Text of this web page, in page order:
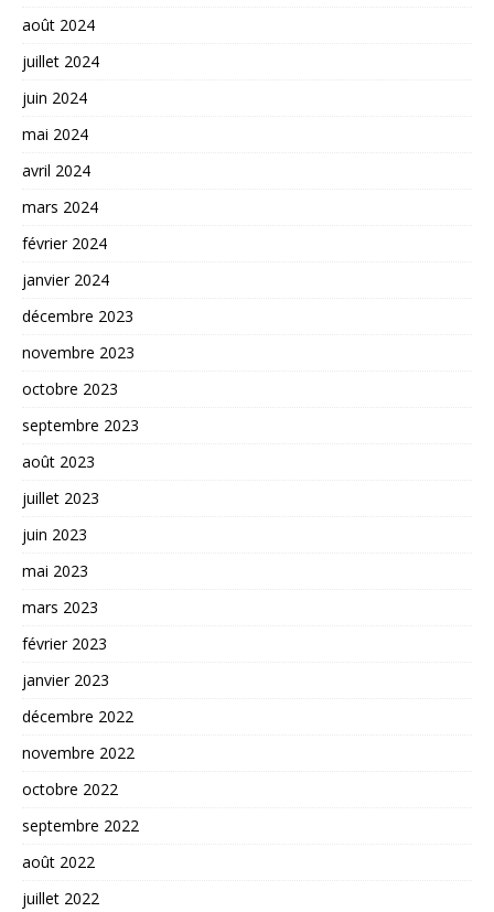
août 2024
juillet 2024
juin 2024
mai 2024
avril 2024
mars 2024
février 2024
janvier 2024
décembre 2023
novembre 2023
octobre 2023
septembre 2023
août 2023
juillet 2023
juin 2023
mai 2023
mars 2023
février 2023
janvier 2023
décembre 2022
novembre 2022
octobre 2022
septembre 2022
août 2022
juillet 2022